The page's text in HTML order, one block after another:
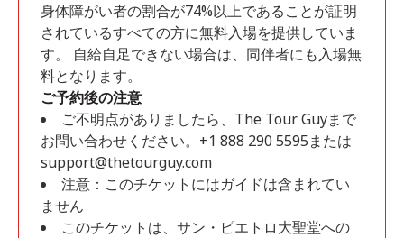
身体障がい者の割合が74%以上であることが証明
されているすべての方に無料入場を提供していま
す。 自給自足できない場合は、同伴者にも入場無
料となります。
ご予約後の注意
ご不明点がありましたら、The Tour Guyまで
お問い合わせください。+1 888 290 5595または
support@thetourguy.com
注意：このチケットにはガイドは含まれてい
ません
このチケットは、サン・ピエトロ大聖堂への